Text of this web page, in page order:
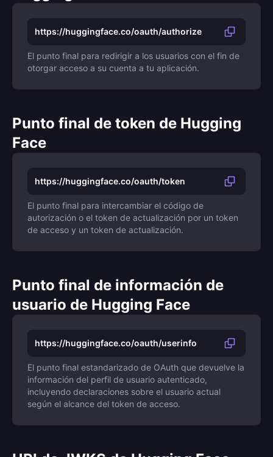
https://huggingface.co/oauth/authorize
El punto final para redirigir a los usuarios con el fin de
otorgar acceso a su cuenta a tu aplicación.
Punto final de token de Hugging
Face
https://huggingface.co/oauth/token
El punto final para intercambiar el código de
autorización o el token de actualización por un token
de acceso y un token de actualización.
Punto final de información de
usuario de Hugging Face
https://huggingface.co/oauth/userinfo
El punto final estandarizado de OAuth que devuelve la
información del perfil de usuario autenticado,
incluyendo declaraciones sobre el usuario actual
según el alcance del token de acceso.